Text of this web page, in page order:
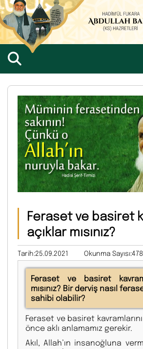
Feraset ve basiret
açıklar mısınız?
Tarih:25.09.2021 Okunma
Feraset ve basiret
mısınız? Bir derviş nasıl
sahibi olabilir?
Feraset ve basiret
önce aklı anlamamız gerekir.
Akıl, Allah’ın insanoğluna